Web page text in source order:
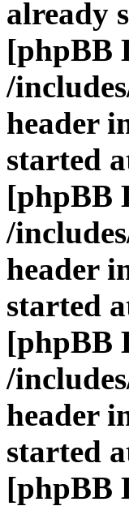
already
[phpBB
/
header
started
[phpBB
/
header
started
[phpBB
/
header
started
[phpBB